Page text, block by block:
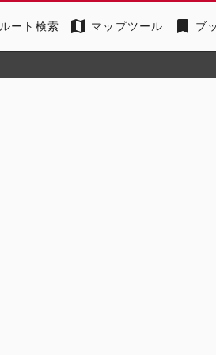
ルート検索 map マップツール bookmark ブ